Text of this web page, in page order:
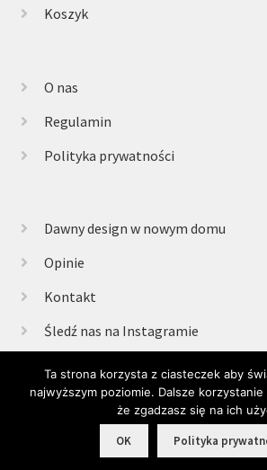
Koszyk
O nas
Regulamin
Polityka prywatności
Dawny design w nowym domu
Opinie
Kontakt
Śledź nas na Instagramie
© Retrogabinet 2025
Ta strona korzysta z ciasteczek aby
najwyższym poziomie. Dalsze
że zgadzasz się na ich
OK Polityka